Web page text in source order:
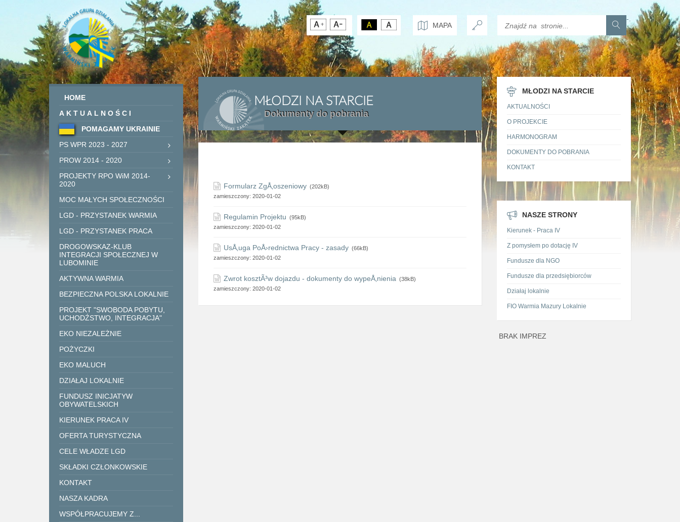
-
MAPA
MŁODZI NA STARCIE
Dokumenty do pobrania
Formularz ZgÅ‚oszeniowy (202kB)
zamieszczony: 2020-01-02
Regulamin Projektu (95kB)
zamieszczony: 2020-01-02
UsÅ‚uga PoÅ›rednictwa Pracy - zasady (66kB)
zamieszczony: 2020-01-02
Zwrot kosztÃ³w dojazdu - dokumenty do wypeÅ‚nienia (38kB)
zamieszczony: 2020-01-02
HOME
AKTUALNOŚCI
POMAGAMY UKRAINIE
PS WPR 2023 - 2027
PROW 2014 - 2020
PROJEKTY RPO WiM 2014-
2020
MOC MAŁYCH SPOŁECZNOŚCI
LGD - PRZYSTANEK WARMIA
LGD - PRZYSTANEK PRACA
DROGOWSKAZ-KLUB
INTEGRACJI SPOŁECZNEJ W
LUBOMINIE
AKTYWNA WARMIA
BEZPIECZNA POLSKA LOKALNIE
PROJEKT "SWOBODA POBYTU,
UCHODŹSTWO, INTEGRACJA"
EKO NIEZALEŻNIE
POŻYCZKI
EKO MALUCH
DZIAŁAJ LOKALNIE
FUNDUSZ INICJATYW
OBYWATELSKICH
KIERUNEK PRACA IV
OFERTA TURYSTYCZNA
CELE WŁADZE LGD
SKŁADKI CZŁONKOWSKIE
KONTAKT
NASZA KADRA
WSPÓŁPRACUJEMY Z...
MŁODZI NA STARCIE
AKTUALNOŚCI
O PROJEKCIE
HARMONOGRAM
DOKUMENTY DO POBRANIA
KONTAKT
NASZE STRONY
Kierunek - Praca IV
Z pomysłem po dotację IV
Fundusze dla NGO
Fundusze dla przedsiębiorców
Działaj lokalnie
FIO Warmia Mazury Lokalnie
BRAK IMPREZ